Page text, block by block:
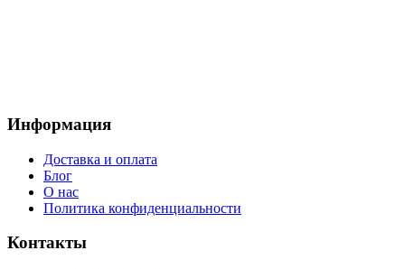
Информация
Доставка и оплата
Блог
О нас
Политика конфиденциальности
Контакты